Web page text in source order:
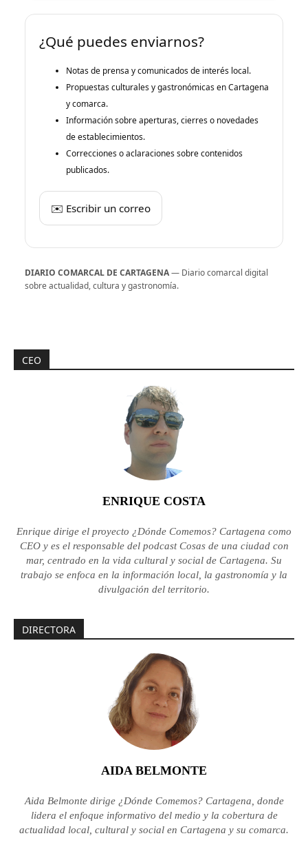
¿Qué puedes enviarnos?
Notas de prensa y comunicados de interés local.
Propuestas culturales y gastronómicas en Cartagena
y comarca.
Información sobre aperturas, cierres o novedades
de establecimientos.
Correcciones o aclaraciones sobre contenidos
publicados.
✉️ Escribir un correo
DIARIO COMARCAL DE CARTAGENA— Diario comarcal digital
sobre actualidad, cultura y gastronomía.
CEO
ENRIQUE COSTA
Enrique dirige el proyecto ¿Dónde Comemos? Cartagena como
CEO y es el responsable del podcast Cosas de una ciudad con
mar, centrado en la vida cultural y social de Cartagena. Su
trabajo se enfoca en la información local, la gastronomía y la
divulgación del territorio.
DIRECTORA
AIDA BELMONTE
Aida Belmonte dirige ¿Dónde Comemos? Cartagena, donde
lidera el enfoque informativo del medio y la cobertura de
actualidad local, cultural y social en Cartagena y su comarca.